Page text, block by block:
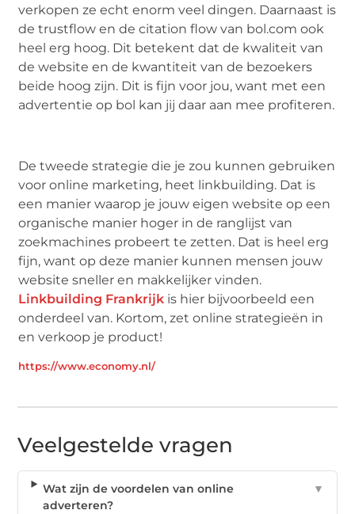
verkopen ze echt enorm veel dingen. Daarnaast is
de trustflow en de citation flow van bol.com ook
heel erg hoog. Dit betekent dat de kwaliteit van
de website en de kwantiteit van de bezoekers
beide hoog zijn. Dit is fijn voor jou, want met een
advertentie op bol kan jij daar aan mee profiteren.
De tweede strategie die je zou kunnen gebruiken
voor online marketing, heet linkbuilding. Dat is
een manier waarop je jouw eigen website op een
organische manier hoger in de ranglijst van
zoekmachines probeert te zetten. Dat is heel erg
fijn, want op deze manier kunnen mensen jouw
website sneller en makkelijker vinden.
Linkbuilding Frankrijk is hier bijvoorbeeld een
onderdeel van. Kortom, zet online strategieën in
en verkoop je product!
https://www.economy.nl/
Veelgestelde vragen
Wat zijn de voordelen van online
adverteren?
▼